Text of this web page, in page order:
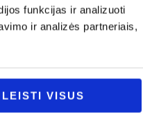
funkcijas ir analizuoti
ir analizės partneriais,
LEISTI VISUS